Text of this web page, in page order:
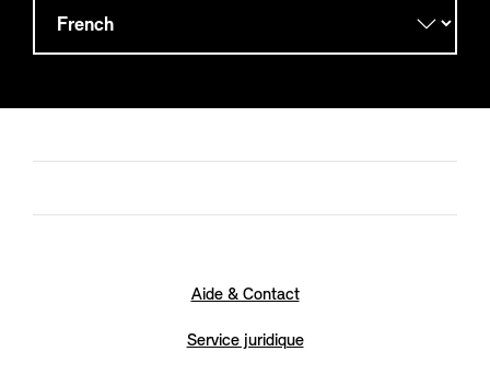
Aide & Contact
Service juridique